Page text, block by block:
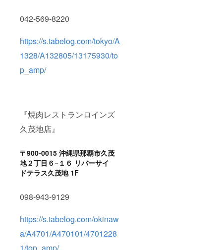
042-569-8220
https://s.tabelog.com/tokyo/A
1328/A132805/13175930/to
p_amp/
『焼肉レストランロインズ
久茂地店』
〒900-0015 沖縄県那覇市久茂
地２丁目６−１６ リバーサイ
ドテラス久茂地 1F
098-943-9129
https://s.tabelog.com/okinaw
a/A4701/A470101/4701228
1/top_amp/